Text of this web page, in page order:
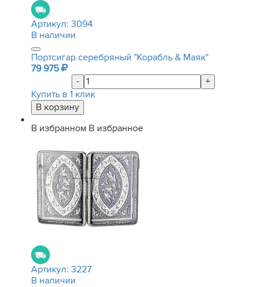
Артикул: 3094
В наличии
Портсигар серебряный "Корабль & Маяк"
79 975
-
+
Купить в 1 клик
В избранном В избранное
Артикул: 3227
В наличии